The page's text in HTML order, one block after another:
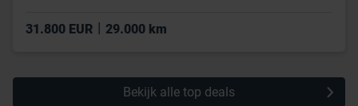
31.800 EUR 29.000 km
Bekijk alle top deals